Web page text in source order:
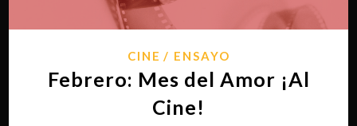
CINE ENSAYO
Febrero: Mes del Amor ¡Al
Cine!